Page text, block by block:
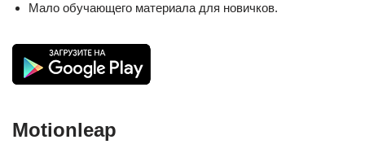
Мало обучающего материала для новичков.
Motionleap